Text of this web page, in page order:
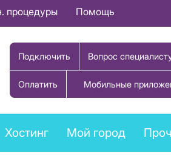
процедуры Помощь
Подключить Вопрос
Оплатить Мобильные
Хостинг Мой город